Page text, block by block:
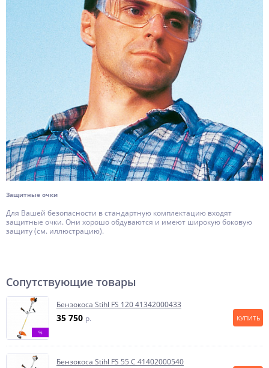
Защитные очки
Для Вашей безопасности в стандартную комплектацию входят
защитные очки. Они хорошо обдуваются и имеют широкую боковую
защиту (см. иллюстрацию).
Сопутствующие товары
%
Бензокоса Stihl FS 120 41342000433
35 750 p. КУПИТЬ
Бензокоса Stihl FS 55 C 41402000540